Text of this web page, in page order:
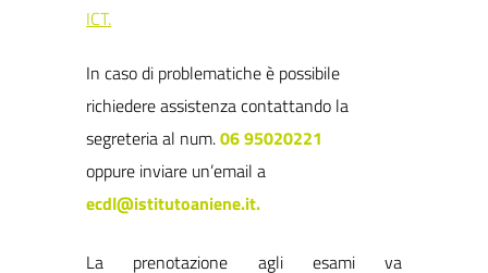
ICT.
In caso di problematiche è possibile
richiedere assistenza contattando la
segreteria al num.06 95020221
oppure inviare un’email a
ecdl@istitutoaniene.it.
La prenotazione agli esami va